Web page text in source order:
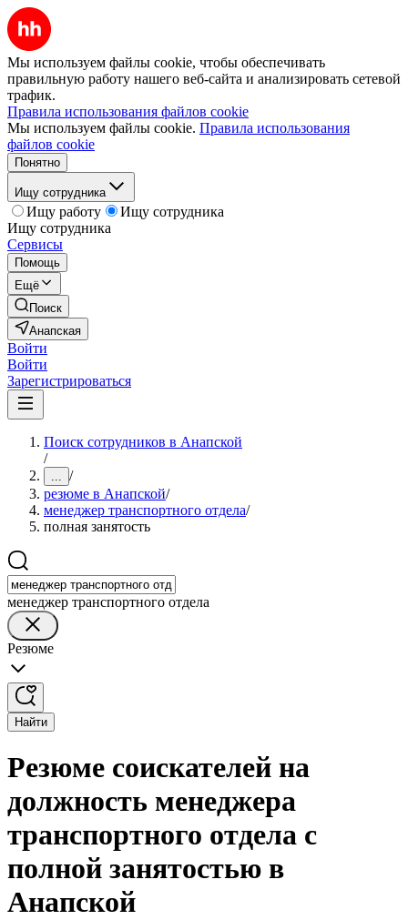
Мы используем файлы cookie, чтобы обеспечивать
правильную работу нашего веб-сайта и анализировать сетевой
трафик.
Правила использования файлов cookie
Мы используем файлы cookie. Правила использования
файлов cookie
Понятно
Ищу сотрудника
Ищу работу
Ищу сотрудника
Ищу сотрудника
Сервисы
Помощь
Ещё
Поиск
Анапская
Войти
Войти
Зарегистрироваться
Поиск сотрудников в Анапской
/
... /
резюме в Анапской/
менеджер транспортного отдела/
полная занятость
менеджер транспортного отдела
Резюме
Найти
Резюме соискателей на
должность менеджера
транспортного отдела с
полной занятостью в
Анапской